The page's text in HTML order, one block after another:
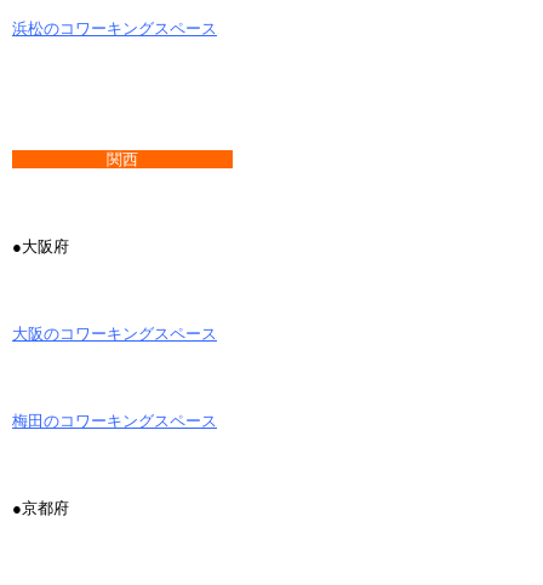
浜松のコワーキングスペース
関西
●大阪府
大阪のコワーキングスペース
梅田のコワーキングスペース
●京都府